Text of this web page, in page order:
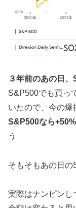
３年前のあの日、
S&P500でも買っ
いたので、今の爆
S&P500なら
う
そもそもあの日の
実際はナンピンし